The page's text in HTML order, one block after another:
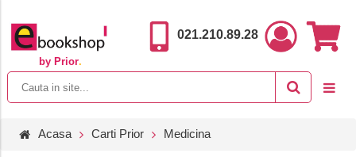
by Prior.
021.210.89.28
Acasa Carti Prior Medicina